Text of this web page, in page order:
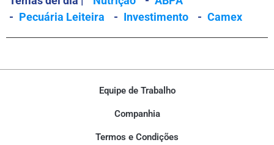
- Pecuária Leiteira - Investimento - Camex
Equipe de Trabalho
Companhia
Termos e Condições